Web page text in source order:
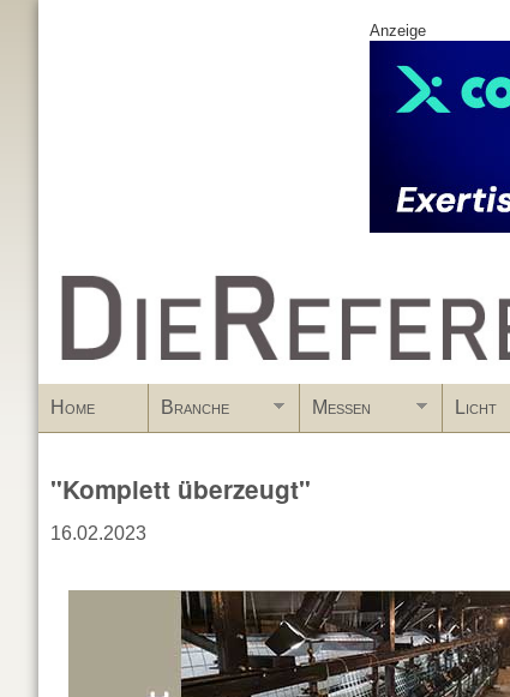
Anzeige
www.DieReferenz.de
Home Branche Messen Licht
"Komplett überzeugt"
16.02.2023